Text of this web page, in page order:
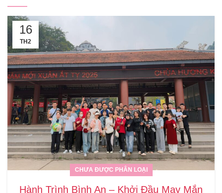
16
TH2
CHƯA ĐƯỢC PHÂN LOẠI
Hành Trình Bình An – Khởi Đầu May Mắn